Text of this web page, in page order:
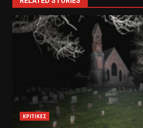
ΚΡΙΤΙΚΕΣ